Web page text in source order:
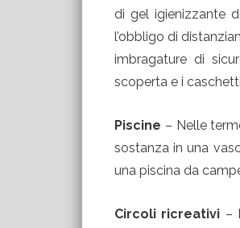
di gel igienizzante
l’obbligo di
imbragature di
scoperta e i
Piscine – Nelle
sostanza in una
una piscina da
Circoli ricreativi –